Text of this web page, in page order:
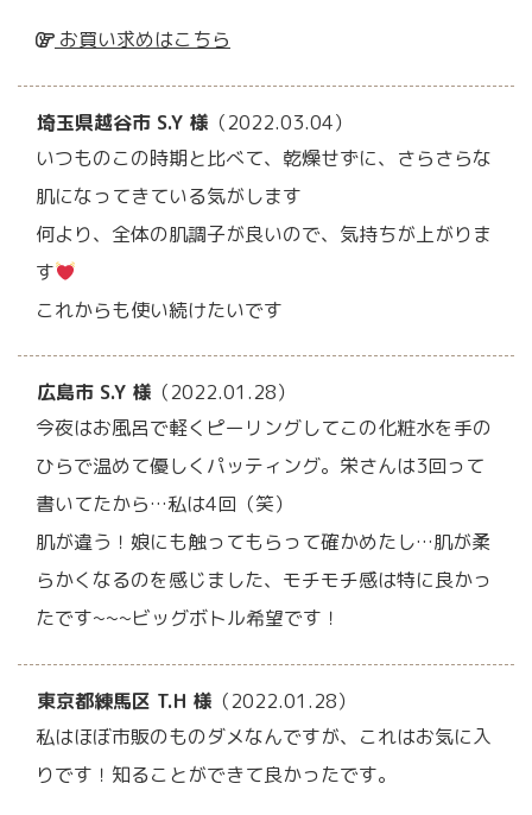
お買い求めはこちら
埼玉県越谷市 S.Y 様 （2022.03.04）
いつものこの時期と比べて、乾燥せずに、さらさらな
肌になってきている気がします
何より、全体の肌調子が良いので、気持ちが上がりま
す
これからも使い続けたいです
広島市 S.Y 様 （2022.01.28）
今夜はお風呂で軽くピーリングしてこの化粧水を手の
ひらで温めて優しくパッティング。栄さんは3回って
書いてたから…私は4回（笑）
肌が違う！娘にも触ってもらって確かめたし…肌が柔
らかくなるのを感じました、モチモチ感は特に良かっ
たです~~~ビッグボトル希望です！
東京都練馬区 T.H 様 （2022.01.28）
私はほぼ市販のものダメなんですが、これはお気に入
りです！知ることができて良かったです。